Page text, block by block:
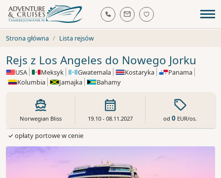
Strona główna Lista rejsów
Rejs z Los Angeles do Nowego Jorku
USA Meksyk Gwatemala Kostaryka
Panama
Kolumbia
Jamajka Bahamy
Norwegian Bliss 19.10 - 08.11.2027 od0 EUR/os.
✓ opłaty portowe w cenie